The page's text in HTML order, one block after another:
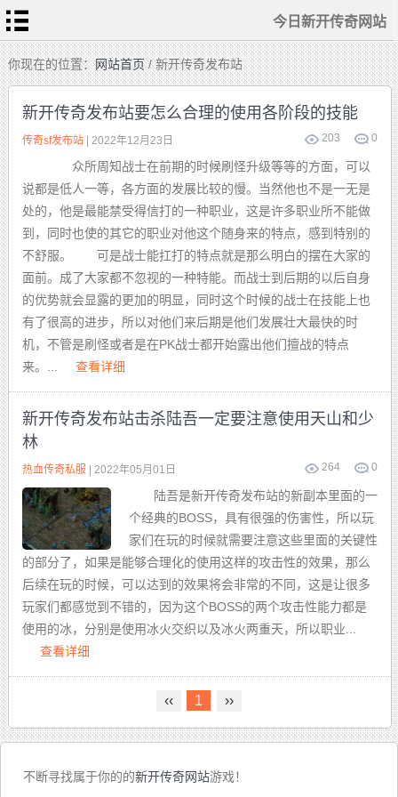
今日新开传奇网站
首
页
今
日
新
开
传
奇
网
站
热
血
传
奇
私
服
传
奇
sf
发
布
站
新
开
合
击
传
奇
你现在的位置：网站首页/ 新开传奇发布站
新开传奇发布站要怎么合理的使用各阶段的技能
203 0
传奇sf发布站 | 2022年12月23日
众所周知战士在前期的时候刷怪升级等等的方面，可以
说都是低人一等，各方面的发展比较的慢。当然他也不是一无是
处的，他是最能禁受得信打的一种职业，这是许多职业所不能做
到，同时也使的其它的职业对他这个随身来的特点，感到特别的
不舒服。 可是战士能扛打的特点就是那么明白的摆在大家的
面前。成了大家都不忽视的一种特能。而战士到后期的以后自身
的优势就会显露的更加的明显，同时这个时候的战士在技能上也
有了很高的进步，所以对他们来后期是他们发展壮大最快的时
机，不管是刷怪或者是在PK战士都开始露出他们擅战的特点
来。...
查看详细
新开传奇发布站击杀陆吾一定要注意使用天山和少
林
264 0
热血传奇私服 | 2022年05月01日
陆吾是新开传奇发布站的新副本里面的一
个经典的BOSS，具有很强的伤害性，所以玩
家们在玩的时候就需要注意这些里面的关键性
的部分了，如果是能够合理化的使用这样的攻击性的效果，那么
后续在玩的时候，可以达到的效果将会非常的不同，这是让很多
玩家们都感觉到不错的，因为这个BOSS的两个攻击性能力都是
使用的冰，分别是使用冰火交织以及冰火两重天，所以职业...
查看详细
‹‹ 1 ››
不断寻找属于你的的新开传奇网站游戏！